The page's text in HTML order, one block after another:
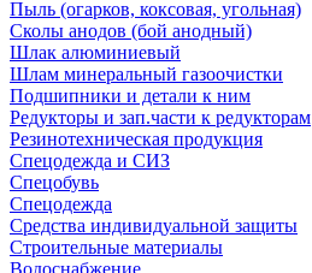
Пыль (огарков, коксовая, угольная)
Сколы анодов (бой анодный)
Шлак алюминиевый
Шлам минеральный газоочистки
Подшипники и детали к ним
Редукторы и зап.части к редукторам
Резинотехническая продукция
Спецодежда и СИЗ
Спецобувь
Спецодежда
Средства индивидуальной защиты
Строительные материалы
Водоснабжение